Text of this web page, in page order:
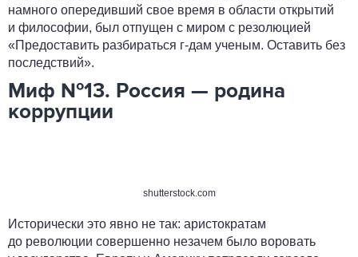
намного опередивший свое время в области открытий
и философии, был отпущен с миром с резолюцией
«Предоставить разбираться г-дам ученым. Оставить без
последствий».
Миф №13. Россия — родина
коррупции
shutterstock.com
Исторически это явно не так: аристократам
до революции совершенно незачем было воровать